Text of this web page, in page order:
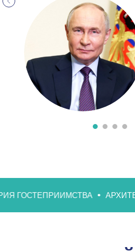
АРХИТЕКТУРА